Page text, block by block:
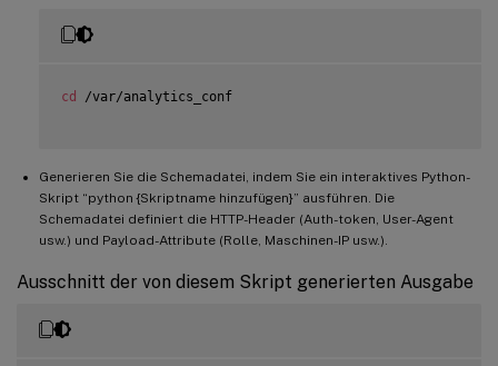
cd /var/analytics_conf
Generieren Sie die Schemadatei, indem Sie ein interaktives Python-
Skript “python {Skriptname hinzufügen}” ausführen. Die
Schemadatei definiert die HTTP-Header (Auth-token, User-Agent
usw.) und Payload-Attribute (Rolle, Maschinen-IP usw.).
Ausschnitt der von diesem Skript generierten Ausgabe